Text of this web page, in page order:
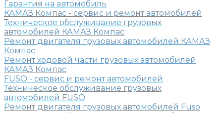
Гарантия на автомобиль
КАМАЗ Компас - сервис и ремонт автомобилей
Техническое обслуживание грузовых
автомобилей КАМАЗ Компас
Ремонт двигателя грузовых автомобилей КАМАЗ
Компас
Ремонт ходовой части грузовых автомобилей
КАМАЗ Компас
FUSO - сервис и ремонт автомобилей
Техническое обслуживание грузовых
автомобилей FUSO
Ремонт двигателя грузовых автомобилей Fuso